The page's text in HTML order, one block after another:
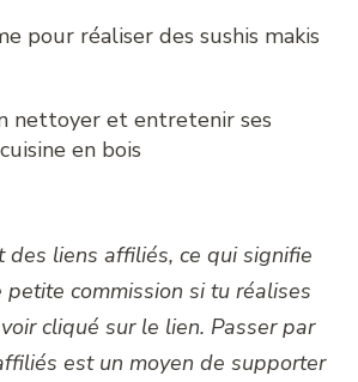
pour réaliser des sushis makis
nettoyer et entretenir ses
en bois
des liens affiliés, ce qui signifie
petite commission si tu réalises
cliqué sur le lien. Passer par
est un moyen de supporter